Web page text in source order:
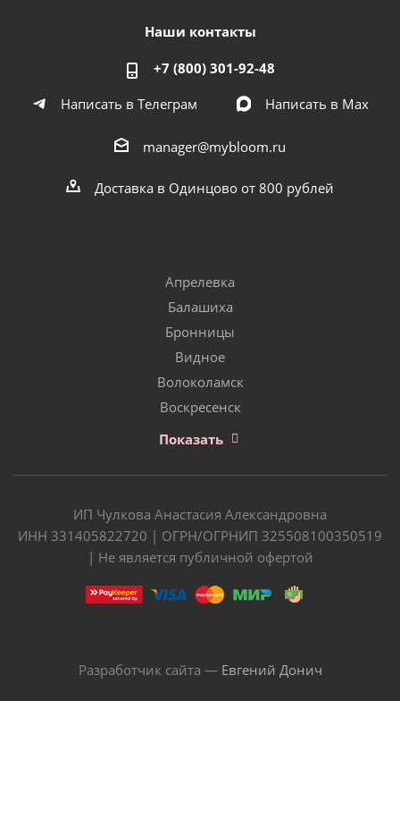
Наши контакты
+7 (800) 301-92-48
Написать в Телеграм
Написать в Мах
manager@mybloom.ru
Доставка в Одинцово от 800 рублей
Апрелевка
Балашиха
Бронницы
Видное
Волоколамск
Воскресенск
Показать
ИП Чулкова Анастасия Александровна
ИНН 331405822720 | ОГРН/ОГРНИП 325508100350519
| Не является публичной офертой
Разработчик сайта — Евгений Донич